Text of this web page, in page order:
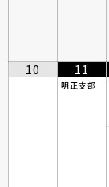
10 11
明正支部